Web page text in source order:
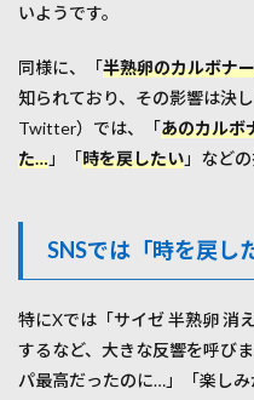
の見
飲食
の現
状
2.2
率・
人手
の三
重苦
3
いようです。
同様に、「半熟卵のカルボナ
知られており、その影響は決
Twitter）では、「あのカルボ
た…」「時を戻したい」など
SNSでは「時を戻し
特にXでは「サイゼ 半熟卵 消
するなど、大きな反響を呼び
パ最高だったのに…」「楽しみ